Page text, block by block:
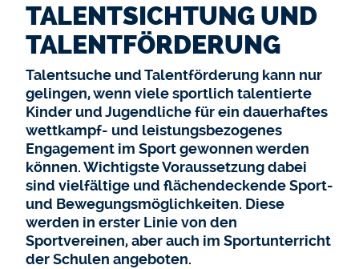
TALENTSICHTUNG UND
TALENTFÖRDERUNG
Talentsuche und Talentförderung kann nur
gelingen, wenn viele sportlich talentierte
Kinder und Jugendliche für ein dauerhaftes
wettkampf- und leistungsbezogenes
Engagement im Sport gewonnen werden
können. Wichtigste Voraussetzung dabei
sind vielfältige und flächendeckende Sport-
und Bewegungsmöglichkeiten. Diese
werden in erster Linie von den
Sportvereinen, aber auch im Sportunterricht
der Schulen angeboten.